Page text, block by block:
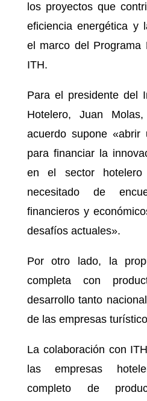
los proyectos que
eficiencia energética y
el marco del Programa
ITH.
Para el presidente del
Hotelero, Juan
acuerdo supone «abrir
para financiar la
en el sector
necesitado de
financieros y
desafíos actuales».
Por otro lado, la
completa con
desarrollo tanto
de las empresas
La colaboración con
las empresas
completo de